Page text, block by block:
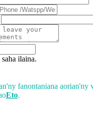
ilaina.
fanontaniana aorian'ny
Eto.